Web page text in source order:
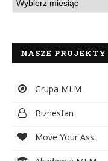
NASZE PROJEKTY
Grupa MLM
Biznesfan
Move Your Ass